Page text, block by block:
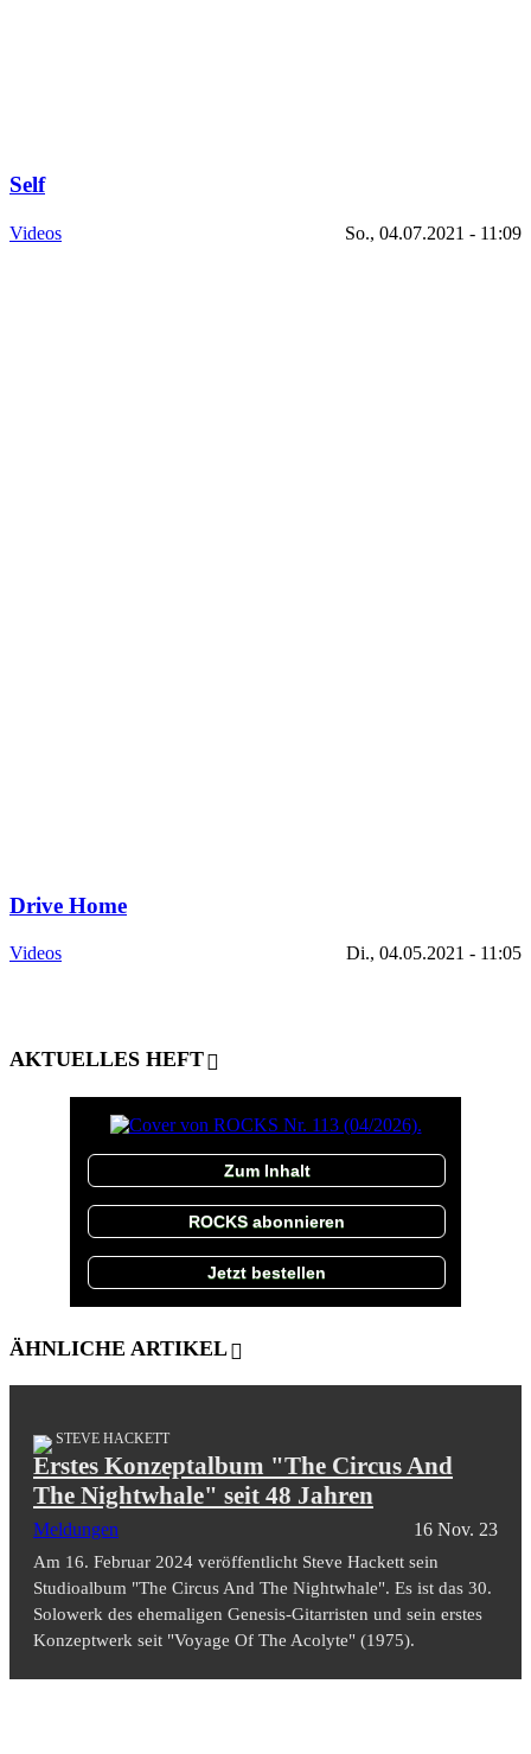
Self
Videos So., 04.07.2021 - 11:09
Drive Home
Videos Di., 04.05.2021 - 11:05
AKTUELLES HEFT
Zum Inhalt
ROCKS abonnieren
Jetzt bestellen
ÄHNLICHE ARTIKEL
STEVE HACKETT
Erstes Konzeptalbum "The Circus And
The Nightwhale" seit 48 Jahren
Meldungen 16 Nov. 23
Am 16. Februar 2024 veröffentlicht Steve Hackett sein
Studioalbum "The Circus And The Nightwhale". Es ist das 30.
Solowerk des ehemaligen Genesis-Gitarristen und sein erstes
Konzeptwerk seit "Voyage Of The Acolyte" (1975).